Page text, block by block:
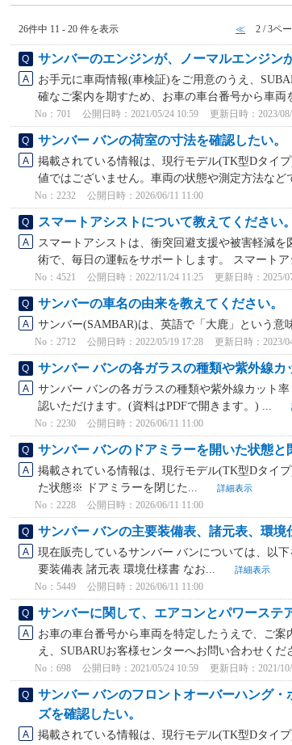
26件中 11 - 20 件を表示 ≪ 2 / 3ペ
サンバーのエンジンが、ノーマルエンジン
お手元に車両情報(車検証)をご用意のうえ、
確なご案内を期すため、お車の車台番号から車両
No：701 公開日時：2021/05/24 10:59 更新日時：2023/
サンバー バンの荷室の寸法を確認したい。
掲載されている情報は、現行モデル(TK型Dタイ
値ではございません。車両の状態や測定方法など
No：2232 公開日時：2026/06/11 11:00
スマートアシストについて教えてください。
スマートアシストは、衝突回避支援や被害軽減
術で、毎日の運転をサポートします。 スマート
No：4521 公開日時：2022/11/24 11:25 更新日時：2025/
サンバーの車名の由来を教えてください。
サンバー(SAMBAR)は、英語で「大鹿」という意
No：2712 公開日時：2022/05/19 17:28 更新日時：2023/
サンバー バンの各ガラスの種類や紫外線カ
サンバー バンの各ガラスの種類や紫外線カット
認いただけます。(資料はPDFで開きます。) ...
No：2230 公開日時：2026/06/11 11:00
サンバー バンのドアミラーを開いた状態と
掲載されている情報は、現行モデル(TK型Dタイ
た状態※ ドアミラーを閉じた...
詳細表示
No：2228 公開日時：2026/06/11 11:00
サンバー バンの主要装備表、諸元表、環境
現在販売しているサンバー バンについては、以
要装備表 諸元表 環境仕様書 なお...
詳細表示
No：5449 公開日時：2026/06/11 11:00
サンバーに関して、エアコンとパワーステ
お車の車台番号から車両を特定したうえで、ご
え、SUBARUお客様センターへお問い合わせくだ
No：698 公開日時：2021/05/24 10:59 更新日時：2021/
サンバー バンのフロントオーバーハング
ズを確認したい。
掲載されている情報は、現行モデル(TK型Dタイ